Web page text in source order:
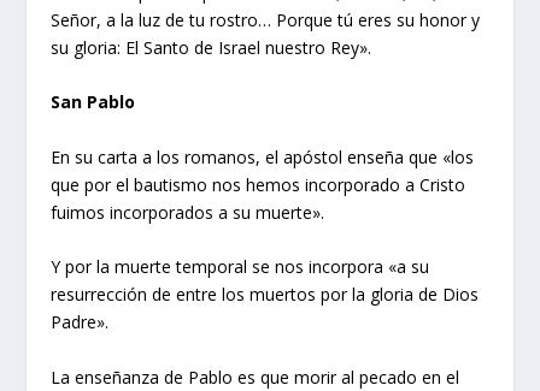
Señor, a la luz de tu rostro… Porque tú eres su honor y
su gloria: El Santo de Israel nuestro Rey».
San Pablo
En su carta a los romanos, el apóstol enseña que «los
que por el bautismo nos hemos incorporado a Cristo
fuimos incorporados a su muerte».
Y por la muerte temporal se nos incorpora «a su
resurrección de entre los muertos por la gloria de Dios
Padre».
La enseñanza de Pablo es que morir al pecado en el